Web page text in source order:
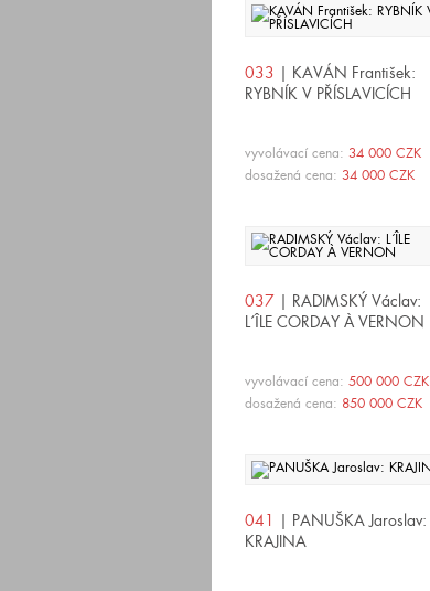
033 | KAVÁN František:
RYBNÍK V PŘÍSLAVICÍCH
vyvolávací cena: 34 000 CZK
dosažená cena: 34 000 CZK
037 | RADIMSKÝ Václav:
L´ÎLE CORDAY À VERNON
vyvolávací cena: 500 000 CZK
dosažená cena: 850 000 CZK
041 | PANUŠKA Jaroslav:
KRAJINA